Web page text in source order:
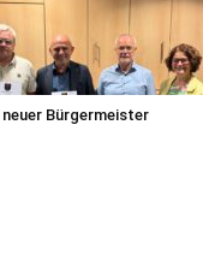
neuer Bürgermeister